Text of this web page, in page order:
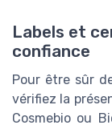
Labels et
confiance
Pour être sûr
vérifiez la
Cosmebio ou